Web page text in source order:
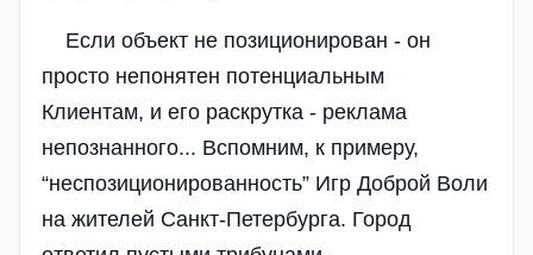
Если объект не позиционирован - он
просто непонятен потенциальным
Клиентам, и его раскрутка - реклама
непознанного... Вспомним, к примеру,
“неспозиционированность” Игр Доброй Воли
на жителей Санкт-Петербурга. Город